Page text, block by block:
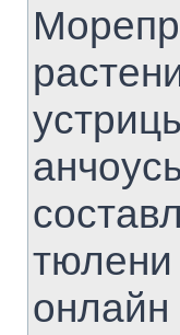
тюлени
онлайн